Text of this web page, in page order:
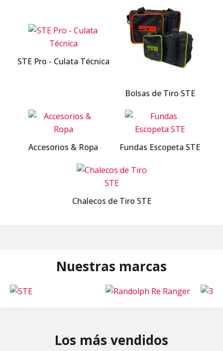
STE Pro - Culata Técnica
Bolsas de Tiro STE
Accesorios & Ropa Fundas Escopeta STE
Chalecos de Tiro STE
Nuestras marcas
Los más vendidos